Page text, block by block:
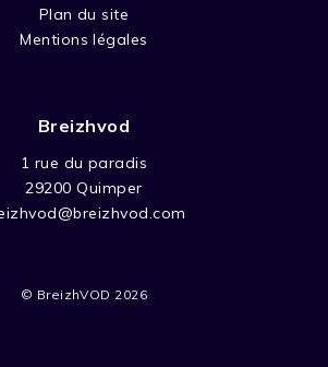
Plan du site
Mentions légales
Breizhvod
1 rue du paradis
29200 Quimper
© BreizhVOD 2026